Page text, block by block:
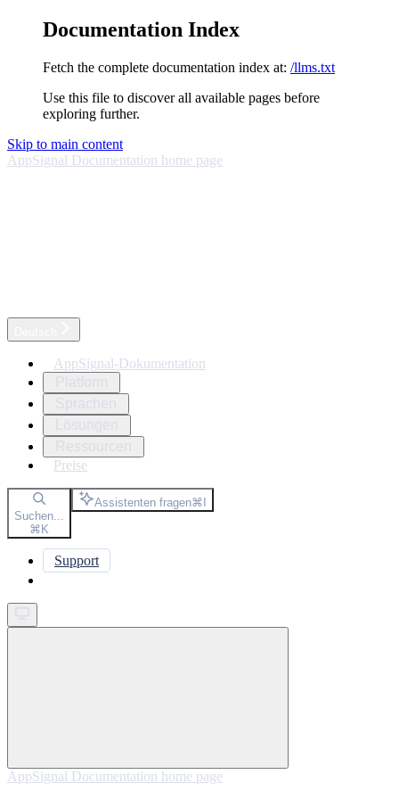
Documentation Index
Fetch the complete documentation index at: /llms.txt
Use this file to discover all available pages before
exploring further.
Skip to main content
AppSignal Documentation home page
AppSignal-Dokumentation
Preise
Suchen...
⌘K
Assistenten fragen⌘I
Support
AppSignal Documentation home page